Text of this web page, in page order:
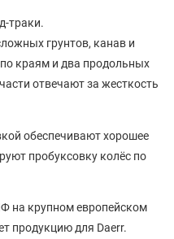
траки.
грунтов, канав и
краям и два продольных
отвечают за жесткость
обеспечивают хорошее
пробуксовку колёс по
на крупном европейском
продукцию для Daerr.